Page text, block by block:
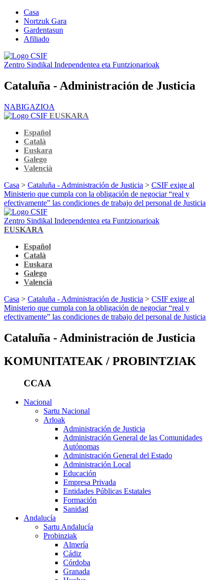
Casa
Nortzuk Gara
Gardentasun
Afiliado
Zentro Sindikal Independentea eta Funtzionarioak
Cataluña - Administración de Justicia
NABIGAZIOA
EUSKARA
Español
Català
Euskara
Galego
Valencià
Casa > Cataluña - Administración de Justicia > CSIF exige al
Ministerio que cumpla con la obligación de negociar “real y
efectivamente” las condiciones de trabajo del personal de Justicia
Zentro Sindikal Independentea eta Funtzionarioak
EUSKARA
Español
Català
Euskara
Galego
Valencià
Casa > Cataluña - Administración de Justicia > CSIF exige al
Ministerio que cumpla con la obligación de negociar “real y
efectivamente” las condiciones de trabajo del personal de Justicia
Cataluña - Administración de Justicia
KOMUNITATEAK / PROBINTZIAK
CCAA
Nacional
Sartu Nacional
Arloak
Administración de Justicia
Administración General de las Comunidades
Autónomas
Administración General del Estado
Administración Local
Educación
Empresa Privada
Entidades Públicas Estatales
Formación
Sanidad
Andalucía
Sartu Andalucía
Probinziak
Almería
Cádiz
Córdoba
Granada